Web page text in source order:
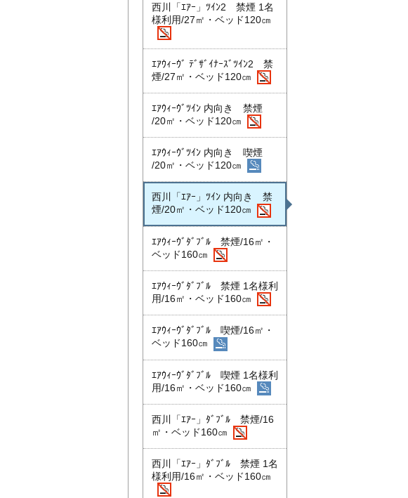
西川「ｴｱｰ」ﾂｲﾝ2 禁煙 1名
様利用/27㎡・ベッド120㎝
ｴｱｳｨｰｳﾞ ﾃﾞｻﾞｲﾅｰｽﾞﾂｲﾝ2 禁
煙/27㎡・ベッド120㎝
ｴｱｳｨｰｳﾞﾂｲﾝ 内向き 禁煙
/20㎡・ベッド120㎝
ｴｱｳｨｰｳﾞﾂｲﾝ 内向き 喫煙
/20㎡・ベッド120㎝
西川「ｴｱｰ」ﾂｲﾝ 内向き 禁
煙/20㎡・ベッド120㎝
ｴｱｳｨｰｳﾞﾀﾞﾌﾞﾙ 禁煙/16㎡・
ベッド160㎝
ｴｱｳｨｰｳﾞﾀﾞﾌﾞﾙ 禁煙 1名様利
用/16㎡・ベッド160㎝
ｴｱｳｨｰｳﾞﾀﾞﾌﾞﾙ 喫煙/16㎡・
ベッド160㎝
ｴｱｳｨｰｳﾞﾀﾞﾌﾞﾙ 喫煙 1名様利
用/16㎡・ベッド160㎝
西川「ｴｱｰ」ﾀﾞﾌﾞﾙ 禁煙/16
㎡・ベッド160㎝
西川「ｴｱｰ」ﾀﾞﾌﾞﾙ 禁煙 1名
様利用/16㎡・ベッド160㎝